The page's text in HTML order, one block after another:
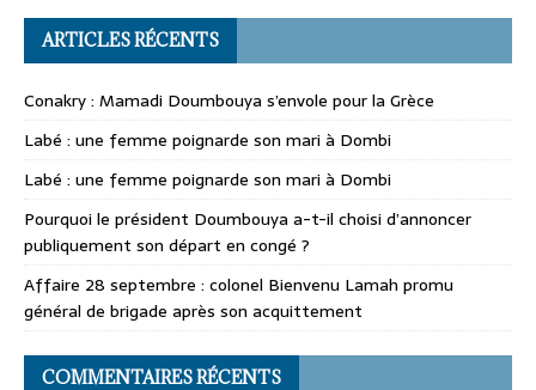
ARTICLES RÉCENTS
Conakry : Mamadi Doumbouya s’envole pour la Grèce
Labé : une femme poignarde son mari à Dombi
Labé : une femme poignarde son mari à Dombi
Pourquoi le président Doumbouya a-t-il choisi d’annoncer
publiquement son départ en congé ?
Affaire 28 septembre : colonel Bienvenu Lamah promu
général de brigade après son acquittement
COMMENTAIRES RÉCENTS